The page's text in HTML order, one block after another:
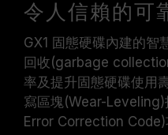
令人信賴的可
GX1 固態硬碟內建的智
回收(garbage
率及提升固態硬碟使用
寫區塊(Wear-Leveling)
Error Correction